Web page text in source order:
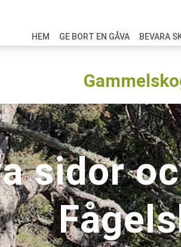
HEM GE BORT EN GÅVA BEVARA
sidor